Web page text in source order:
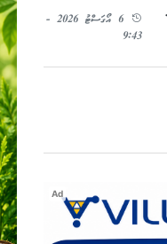
6 އޯގަސްޓު 2026 -
9:43
Ad